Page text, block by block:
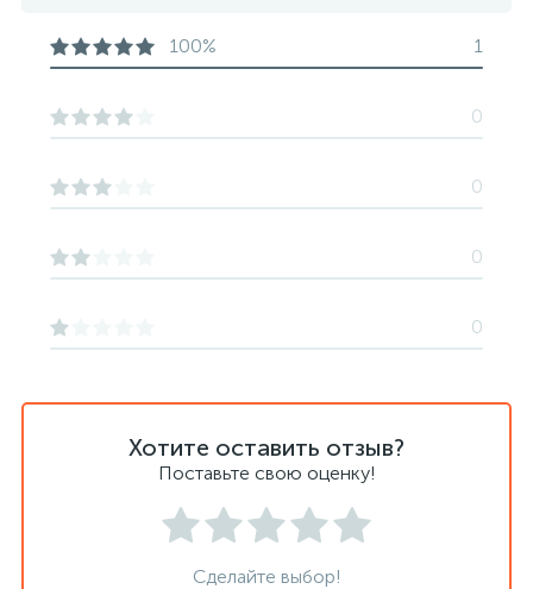
Хотите оставить отзыв?
Поставьте свою оценку!
Сделайте выбор!
100% 1
0
0
0
0